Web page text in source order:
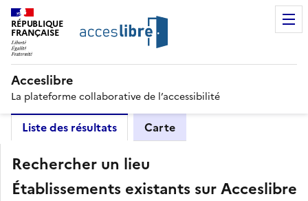
RÉPUBLIQUE
FRANÇAISE
Acceslibre
La plateforme collaborative de l’accessibilité
Liste des résultats Carte
Rechercher un lieu
Établissements existants sur Acceslibre